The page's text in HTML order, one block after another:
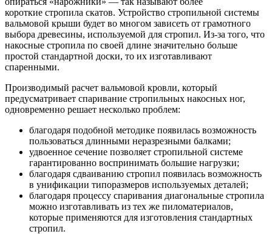
короткие стропила скатов. Устройство стропильной системы
вальмовой крыши будет во многом зависеть от грамотного
выбора древесины, используемой для стропил. Из-за того, что
накосные стропила по своей длине значительно больше
простой стандартной доски, то их изготавливают
спаренными.
Производимый расчет вальмовой кровли, который
предусматривает спаривание стропильных накосных ног,
одновременно решает несколько проблем:
благодаря подобной методике появилась возможность
пользоваться длинными неразрезными балками;
удвоенное сечение позволяет стропильной системе
гарантированно воспринимать большие нагрузки;
благодаря сдваиванию стропил появилась возможность
в унификации типоразмеров используемых деталей;
благодаря процессу спаривания диагональные стропила
можно изготавливать из тех же пиломатериалов,
которые применяются для изготовления стандартных
стропил.